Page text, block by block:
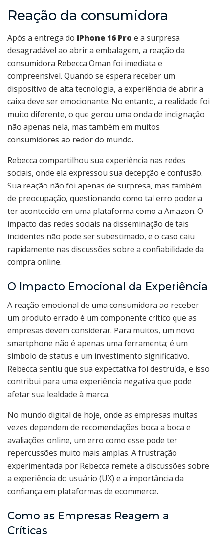
Reação da consumidora
Após a entrega do iPhone 16 Pro e a surpresa
desagradável ao abrir a embalagem, a reação da
consumidora Rebecca Oman foi imediata e
compreensível. Quando se espera receber um
dispositivo de alta tecnologia, a experiência de abrir a
caixa deve ser emocionante. No entanto, a realidade foi
muito diferente, o que gerou uma onda de indignação
não apenas nela, mas também em muitos
consumidores ao redor do mundo.
Rebecca compartilhou sua experiência nas redes
sociais, onde ela expressou sua decepção e confusão.
Sua reação não foi apenas de surpresa, mas também
de preocupação, questionando como tal erro poderia
ter acontecido em uma plataforma como a Amazon. O
impacto das redes sociais na disseminação de tais
incidentes não pode ser subestimado, e o caso caiu
rapidamente nas discussões sobre a confiabilidade da
compra online.
O Impacto Emocional da Experiência
A reação emocional de uma consumidora ao receber
um produto errado é um componente crítico que as
empresas devem considerar. Para muitos, um novo
smartphone não é apenas uma ferramenta; é um
símbolo de status e um investimento significativo.
Rebecca sentiu que sua expectativa foi destruída, e isso
contribui para uma experiência negativa que pode
afetar sua lealdade à marca.
No mundo digital de hoje, onde as empresas muitas
vezes dependem de recomendações boca a boca e
avaliações online, um erro como esse pode ter
repercussões muito mais amplas. A frustração
experimentada por Rebecca remete a discussões sobre
a experiência do usuário (UX) e a importância da
confiança em plataformas de ecommerce.
Como as Empresas Reagem a
Críticas